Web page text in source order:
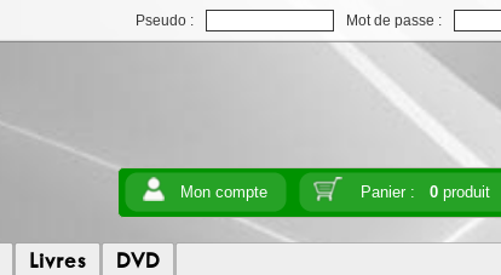
Pseudo : Mot de passe :
Mon compte Panier : 0produit
Livres DVD